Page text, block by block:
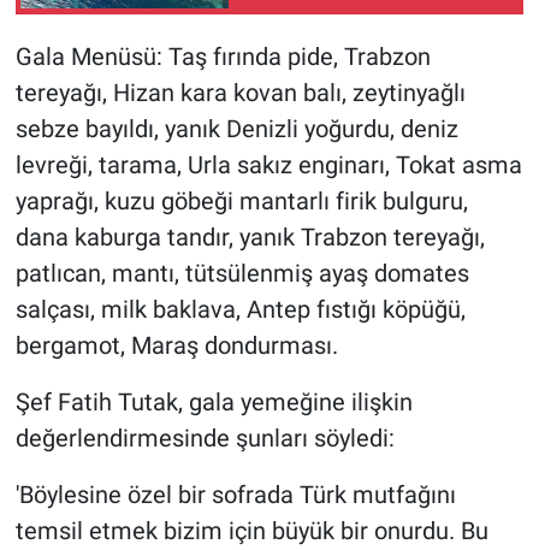
Gala Menüsü: Taş fırında pide, Trabzon
tereyağı, Hizan kara kovan balı, zeytinyağlı
sebze bayıldı, yanık Denizli yoğurdu, deniz
levreği, tarama, Urla sakız enginarı, Tokat asma
yaprağı, kuzu göbeği mantarlı firik bulguru,
dana kaburga tandır, yanık Trabzon tereyağı,
patlıcan, mantı, tütsülenmiş ayaş domates
salçası, milk baklava, Antep fıstığı köpüğü,
bergamot, Maraş dondurması.
Şef Fatih Tutak, gala yemeğine ilişkin
değerlendirmesinde şunları söyledi:
'Böylesine özel bir sofrada Türk mutfağını
temsil etmek bizim için büyük bir onurdu. Bu